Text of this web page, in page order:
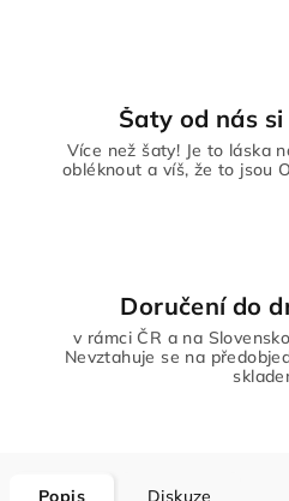
Šaty od nás
Více než šaty! Je to láska
obléknout a víš, že to jsou
Doručení do
v rámci ČR a na
Nevztahuje se na
Popis Diskuze